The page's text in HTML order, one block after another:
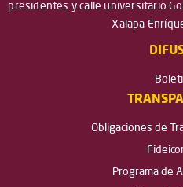
presidentes y calle universitario
Xalapa
Obligaciones de
Programa de